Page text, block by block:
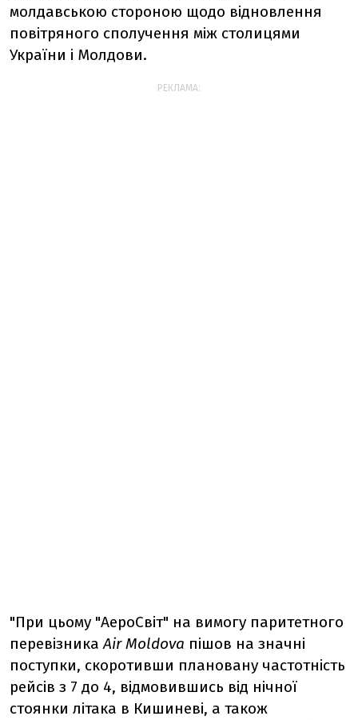
молдавською стороною щодо відновлення
повітряного сполучення між столицями
України і Молдови.
РЕКЛАМА:
"При цьому "АероСвіт" на вимогу паритетного
перевізникаAir Moldova пішов на значні
поступки, скоротивши плановану частотність
рейсів з 7 до 4, відмовившись від нічної
стоянки літака в Кишиневі, а також